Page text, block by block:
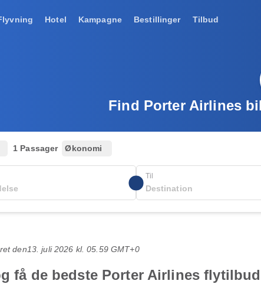
Hotel Kampagne Bestillinger Tilbud
Find Porter Airlines
1 Passager Økonomi
Til
den13. juli 2026 kl. 05.59 GMT+0
få de bedste Porter Airlines